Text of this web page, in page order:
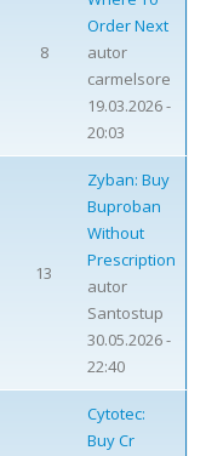
8
Order Next
autor
carmelsore
19.03.2026 -
20:03
13
Zyban: Buy
Buproban
Without
Prescription
autor
Santostup
30.05.2026 -
22:40
Cytotec:
Buy Cr